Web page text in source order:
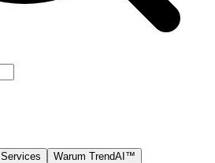
Services
Warum TrendAI™